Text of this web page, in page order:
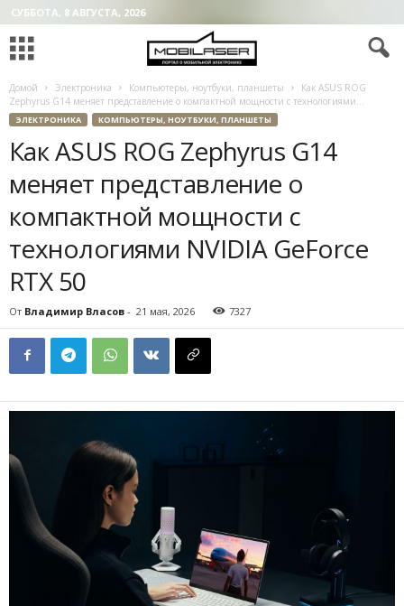
СУББОТА, 8 АВГУСТА, 2026
Домой Электроника Компьютеры, ноутбуки, планшеты
Как ASUS ROG
Zephyrus G14 меняет представление о компактной мощности с технологиями...
ЭЛЕКТРОНИКА КОМПЬЮТЕРЫ, НОУТБУКИ, ПЛАНШЕТЫ
Как ASUS ROG Zephyrus G14
меняет представление о
компактной мощности с
технологиями NVIDIA GeForce
RTX 50
От Владимир Власов - 21 мая, 2026 7327